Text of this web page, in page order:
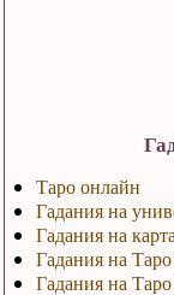
Таро онлайн
Гадания на
Гадания на
Гадания на
Гадания на